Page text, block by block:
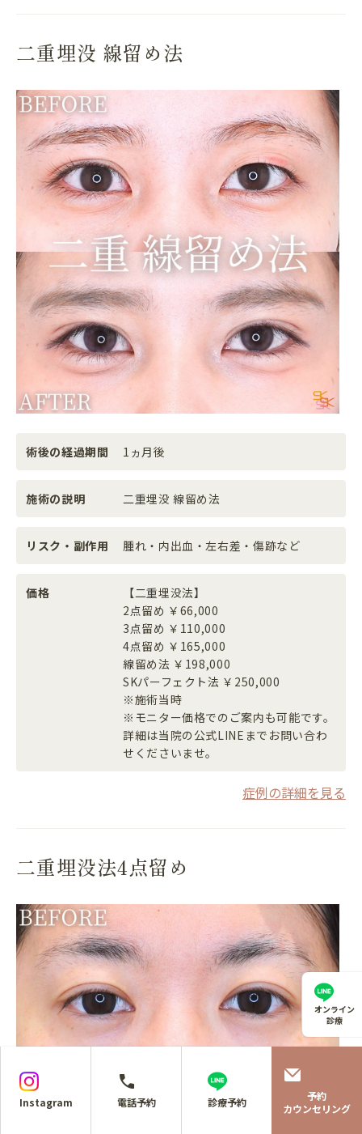
Instagram 電話予約 診療予約
予約
カウンセリング
オンライン
診療
二重埋没 線留め法
術後の経過期間 1ヵ月後
施術の説明 二重埋没 線留め法
リスク・副作用 腫れ・内出血・左右差・傷跡など
価格
【二重埋没法】
2点留め ￥66,000
3点留め ￥110,000
4点留め ￥165,000
線留め法 ￥198,000
SKパーフェクト法 ￥250,000
※施術当時
※モニター価格でのご案内も可能です。
詳細は当院の公式LINEまでお問い合わ
せくださいませ。
症例の詳細を見る
二重埋没法4点留め